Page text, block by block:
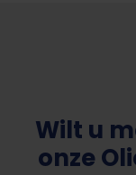
Wilt u
onze